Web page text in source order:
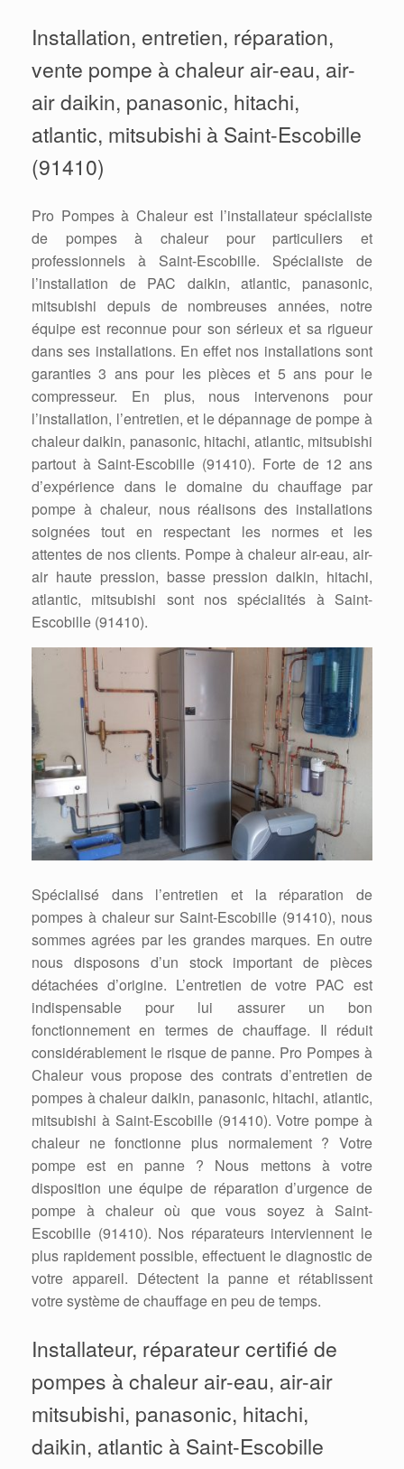
Installation, entretien, réparation,
vente pompe à chaleur air-eau, air-
air daikin, panasonic, hitachi,
atlantic, mitsubishi à Saint-Escobille
(91410)
Pro Pompes à Chaleur est l’installateur spécialiste
de pompes à chaleur pour particuliers et
professionnels à Saint-Escobille. Spécialiste de
l’installation de PAC daikin, atlantic, panasonic,
mitsubishi depuis de nombreuses années, notre
équipe est reconnue pour son sérieux et sa rigueur
dans ses installations. En effet nos installations sont
garanties 3 ans pour les pièces et 5 ans pour le
compresseur. En plus, nous intervenons pour
l’installation, l’entretien, et le dépannage de pompe à
chaleur daikin, panasonic, hitachi, atlantic, mitsubishi
partout à Saint-Escobille (91410). Forte de 12 ans
d’expérience dans le domaine du chauffage par
pompe à chaleur, nous réalisons des installations
soignées tout en respectant les normes et les
attentes de nos clients. Pompe à chaleur air-eau, air-
air haute pression, basse pression daikin, hitachi,
atlantic, mitsubishi sont nos spécialités à Saint-
Escobille (91410).
Spécialisé dans l’entretien et la réparation de
pompes à chaleur sur Saint-Escobille (91410), nous
sommes agrées par les grandes marques. En outre
nous disposons d’un stock important de pièces
détachées d’origine. L’entretien de votre PAC est
indispensable pour lui assurer un bon
fonctionnement en termes de chauffage. Il réduit
considérablement le risque de panne. Pro Pompes à
Chaleur vous propose des contrats d’entretien de
pompes à chaleur daikin, panasonic, hitachi, atlantic,
mitsubishi à Saint-Escobille (91410). Votre pompe à
chaleur ne fonctionne plus normalement ? Votre
pompe est en panne ? Nous mettons à votre
disposition une équipe de réparation d’urgence de
pompe à chaleur où que vous soyez à Saint-
Escobille (91410). Nos réparateurs interviennent le
plus rapidement possible, effectuent le diagnostic de
votre appareil. Détectent la panne et rétablissent
votre système de chauffage en peu de temps.
Installateur, réparateur certifié de
pompes à chaleur air-eau, air-air
mitsubishi, panasonic, hitachi,
daikin, atlantic à Saint-Escobille